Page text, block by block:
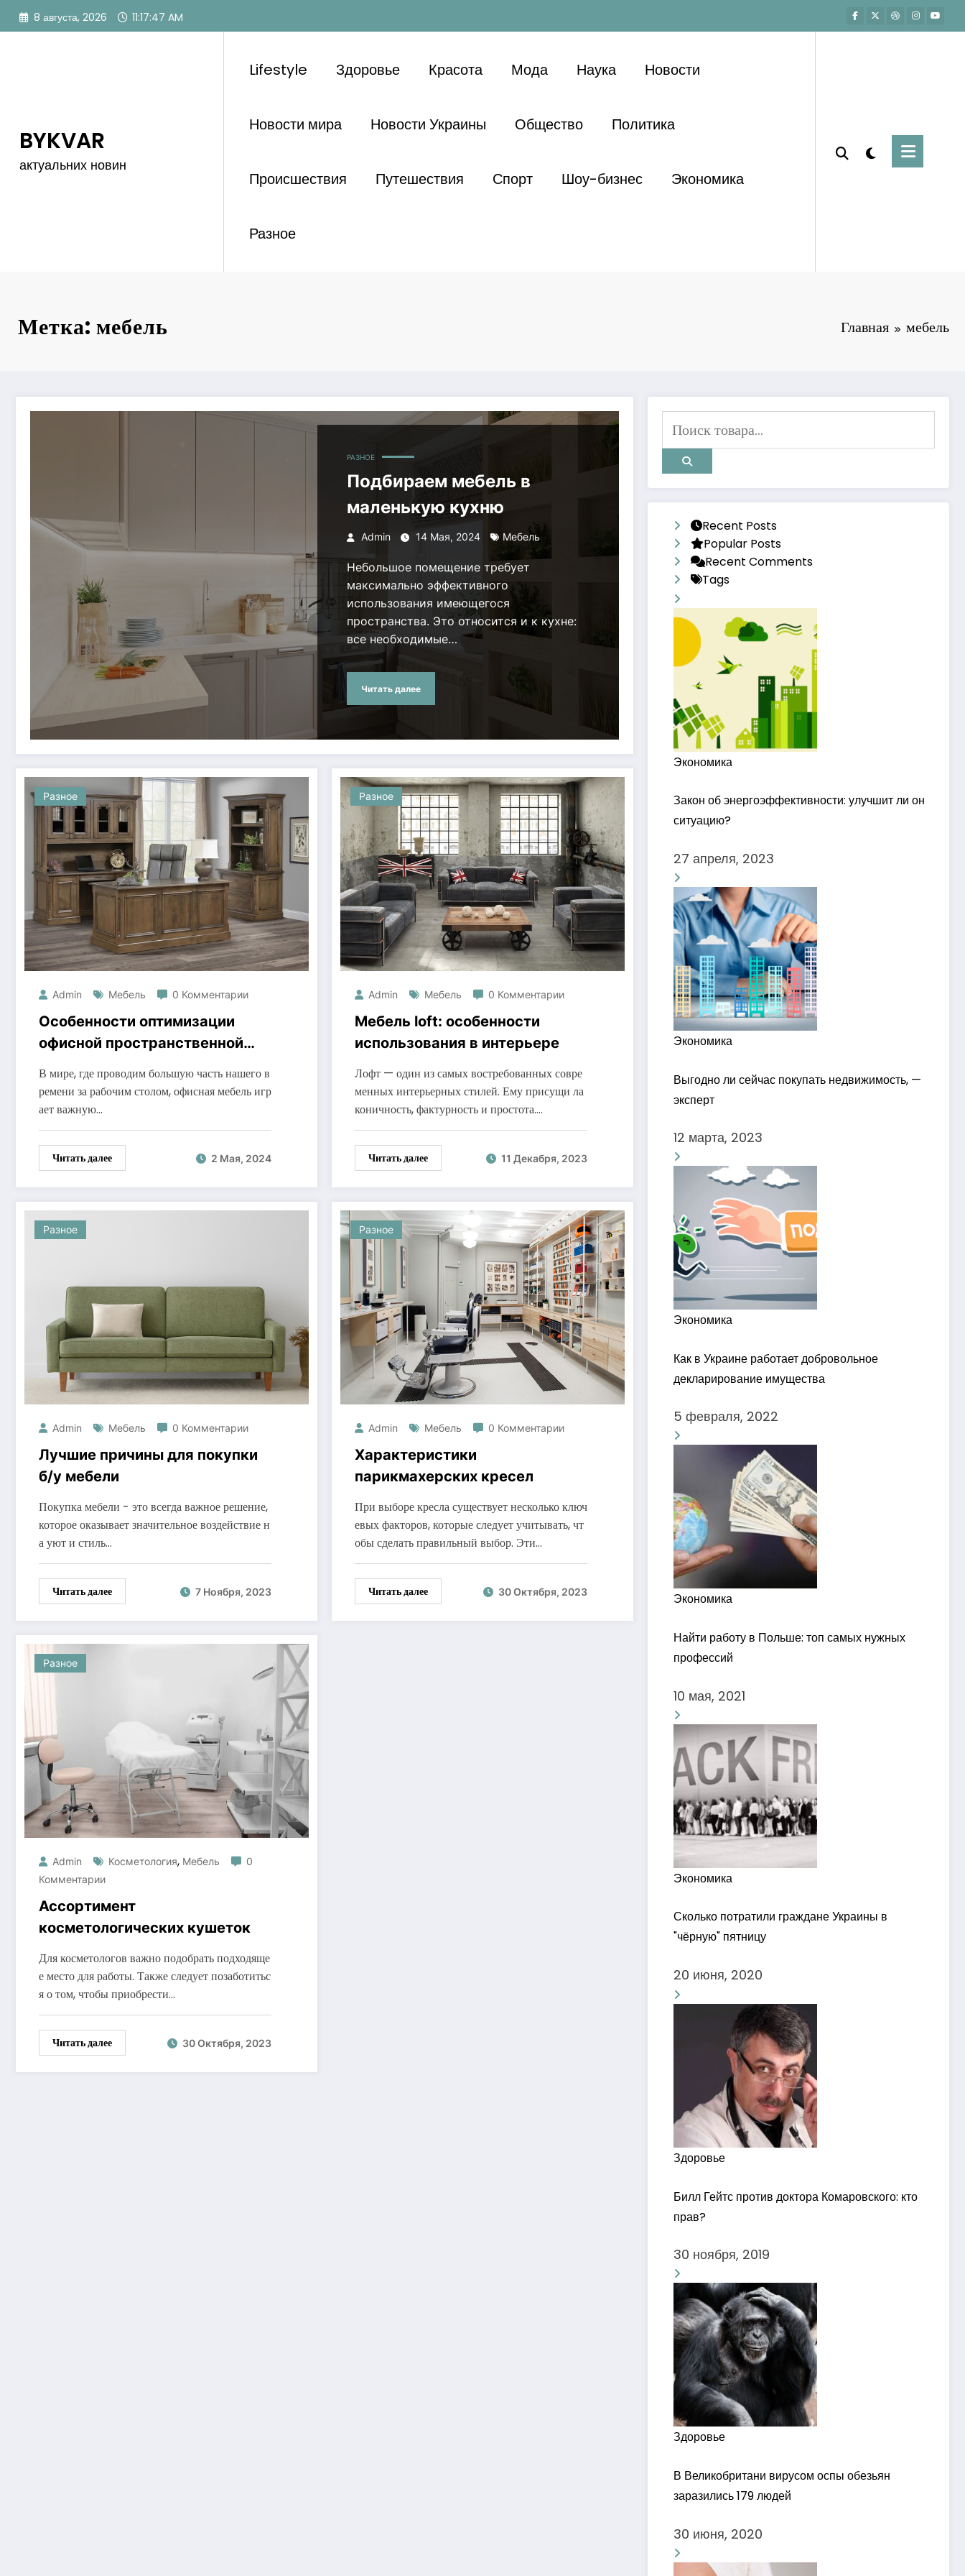
Перейти
8 августа, 2026 11:17:48 AM
BYKVAR
актуальних новин
Lifestyle Здоровье Красота Мода Наука Новости
Новости мира Новости Украины Общество Политика
Происшествия Путешествия Спорт Шоу-бизнес Экономика
Разное
Метка: мебель Главная мебель
РАЗНОЕ
Подбираем мебель в
маленькую кухню
Admin 14 Мая, 2024 Мебель
Небольшое помещение требует
максимально эффективного
использования имеющегося
пространства. Это относится и к кухне:
все необходимые…
Читать далее
Разное
Admin Мебель 0 Комментарии
Особенности оптимизации
офисной пространственной
В мире, где проводим большую часть нашего в
ремени за рабочим столом, офисная мебель игр
ает важную…
Читать далее 2 Мая, 2024
Разное
Admin Мебель 0 Комментарии
Мебель loft: особенности
использования в интерьере
Лофт — один из самых востребованных совре
менных интерьерных стилей. Ему присущи ла
коничность, фактурность и простота.…
Читать далее 11 Декабря, 2023
Разное
Admin Мебель 0 Комментарии
Лучшие причины для покупки
б/у мебели
Покупка мебели - это всегда важное решение,
которое оказывает значительное воздействие н
а уют и стиль…
Читать далее 7 Ноября, 2023
Разное
Admin Мебель 0 Комментарии
Характеристики
парикмахерских кресел
При выборе кресла существует несколько ключ
евых факторов, которые следует учитывать, чт
обы сделать правильный выбор. Эти…
Читать далее 30 Октября, 2023
Разное
Admin Косметология, Мебель
0
Комментарии
Ассортимент
косметологических кушеток
Для косметологов важно подобрать подходяще
е место для работы. Также следует позаботитьс
я о том, чтобы приобрести…
Читать далее 30 Октября, 2023
Recent Posts
Popular Posts
Recent Comments
Tags
Экономика
Закон об энергоэффективности: улучшит ли он
ситуацию?
27 апреля, 2023
Экономика
Выгодно ли сейчас покупать недвижимость, —
эксперт
12 марта, 2023
Экономика
Как в Украине работает добровольное
декларирование имущества
5 февраля, 2022
Экономика
Найти работу в Польше: топ самых нужных
профессий
10 мая, 2021
Экономика
Сколько потратили граждане Украины в
"чёрную" пятницу
20 июня, 2020
Здоровье
Билл Гейтс против доктора Комаровского: кто
прав?
30 ноября, 2019
Здоровье
В Великобритани вирусом оспы обезьян
заразились 179 людей
30 июня, 2020